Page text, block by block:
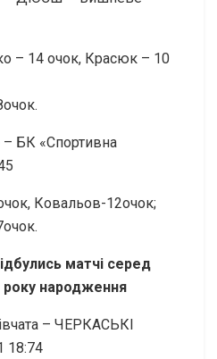
– 14 очок, Красюк – 10
– БК «Спортивна
Ковальов-12очок;
матчі серед
року народження
– ЧЕРКАСЬКІ